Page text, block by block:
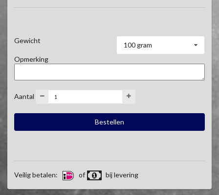
Gewicht
100 gram
Opmerking
Aantal
Veilig betalen: of bij levering